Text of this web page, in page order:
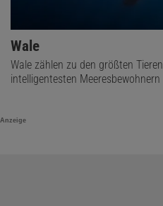
Wale
Wale zählen zu den größten
intelligentesten Meeresbewohnern
Anzeige